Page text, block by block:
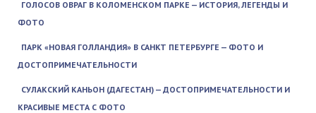
ГОЛОСОВ ОВРАГ В КОЛОМЕНСКОМ ПАРКЕ — ИСТОРИЯ, ЛЕГЕНДЫ И
ФОТО
ПАРК «НОВАЯ ГОЛЛАНДИЯ» В САНКТ ПЕТЕРБУРГЕ — ФОТО И
ДОСТОПРИМЕЧАТЕЛЬНОСТИ
СУЛАКСКИЙ КАНЬОН (ДАГЕСТАН) — ДОСТОПРИМЕЧАТЕЛЬНОСТИ И
КРАСИВЫЕ МЕСТА С ФОТО